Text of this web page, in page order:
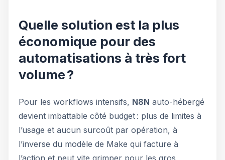
Quelle solution est la plus
économique pour des
automatisations à très fort
volume ?
Pour les workflows intensifs, N8N auto-hébergé
devient imbattable côté budget : plus de limites à
l’usage et aucun surcoût par opération, à
l’inverse du modèle de Make qui facture à